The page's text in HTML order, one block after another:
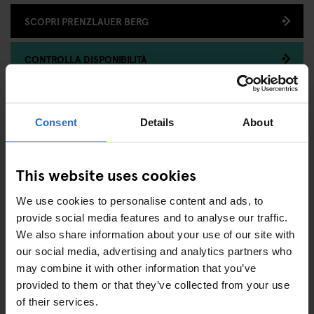
Consent Details About
This website uses cookies
We use cookies to personalise content and ads, to
provide social media features and to analyse our traffic.
We also share information about your use of our site with
our social media, advertising and analytics partners who
may combine it with other information that you’ve
provided to them or that they’ve collected from your use
of their services.
SCOPRI PRENZLAUER BERG
CONTROLLA DISPONIBILITÀ
uscire nel week end e per i gruppi che cercano un soggiorno
stazione di Landsberger Allee e la stazione dei tram.
DOVE
Storkower Strasse 160,Berlin, Germany,10407
+49 (0)30 4081 89000
ask.prenzlauerberg@staygenerator.com